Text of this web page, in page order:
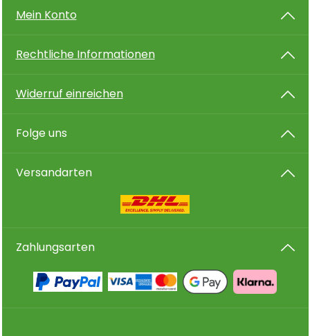
Mein Konto
Rechtliche Informationen
Widerruf einreichen
Folge uns
Versandarten
Zahlungsarten